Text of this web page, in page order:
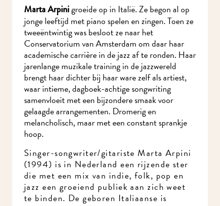
Marta Arpinigroeide op in Italië. Ze begon al op
jonge leeftijd met piano spelen en zingen. Toen ze
tweeëntwintig was besloot ze naar het
Conservatorium van Amsterdam om daar haar
academische carrière in de jazz af te ronden.
Haar jarenlange muzikale training in de
jazzwereld brengt haar dichter bij haar ware zelf
als artiest, waar intieme, dagboek-achtige
songwriting samenvloeit met een bijzondere
smaak voor gelaagde arrangementen. Dromerig
en melancholisch, maar met een constant
sprankje hoop.
Singer-songwriter/gitariste Marta Arpini
(1994) is in Nederland een rijzende ster
die met een mix van indie, folk, pop en
jazz een groeiend publiek aan zich weet
te binden. De geboren Italiaanse is